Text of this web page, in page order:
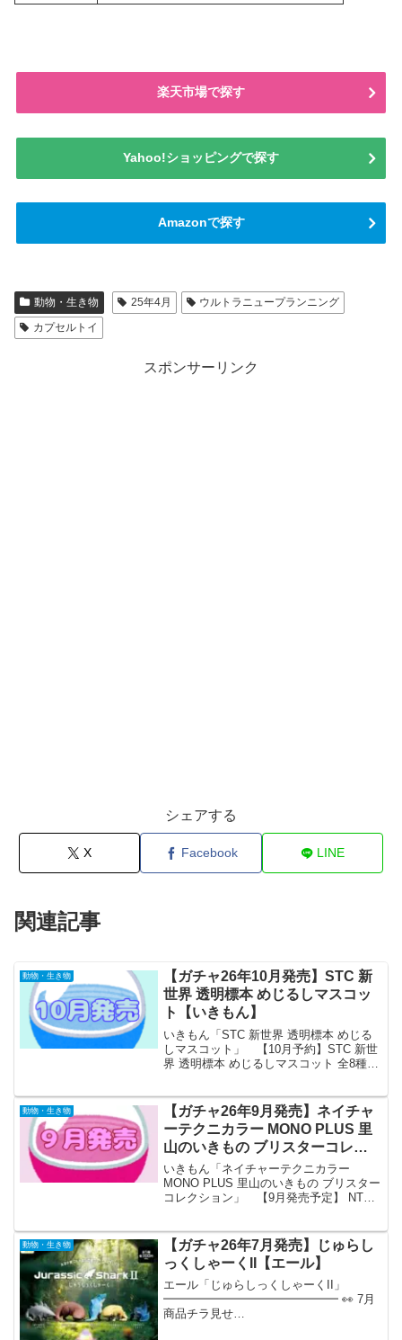
楽天市場で探す
Yahoo!ショッピングで探す
Amazonで探す
動物・生き物 25年4月
ウルトラニュープランニング
カプセルトイ
スポンサーリンク
シェアする
X Facebook LINE
関連記事
動物・生き物
【ガチャ26年10月発売】STC 新
世界 透明標本 めじるしマスコッ
ト【いきもん】
いきもん「STC 新世界 透明標本 めじる
しマスコット」 【10月予約】STC 新世
界 透明標本 めじるしマスコット 全8種
ット」が全国のカプセルトイ売り場か...
動物・生き物
【ガチャ26年9月発売】ネイチャ
ーテクニカラー MONO PLUS 里
山のいきもの ブリスターコレク
ション【いきもん】
いきもん「ネイチャーテクニカラー
MONO PLUS 里山のいきもの ブリスター
コレクション」 【9月発売予定】 NTC
「ネイチャーテクニカラー MONO ...
動物・生き物
【ガチャ26年7月発売】じゅらし
っくしゃーくII【エール】
エール「じゅらしっくしゃーくII」
━━━━━━━━━━━━━━━ 👀 7月
商品チラ見せ